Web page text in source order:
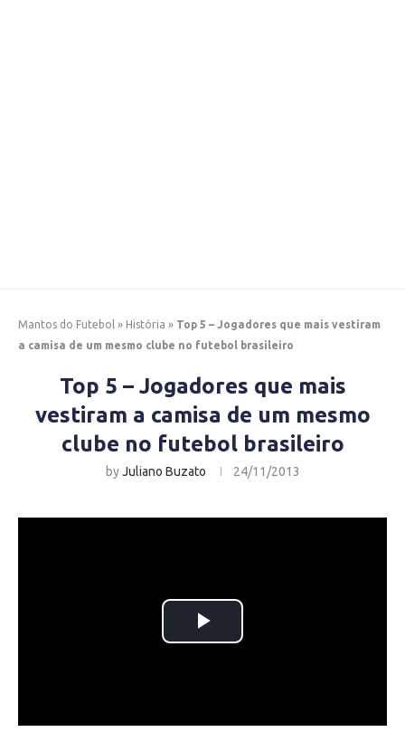
Mantos do Futebol » História » Top 5 – Jogadores que mais vestiram
a camisa de um mesmo clube no futebol brasileiro
Top 5 – Jogadores que mais
vestiram a camisa de um mesmo
clube no futebol brasileiro
byJuliano Buzato 24/11/2013